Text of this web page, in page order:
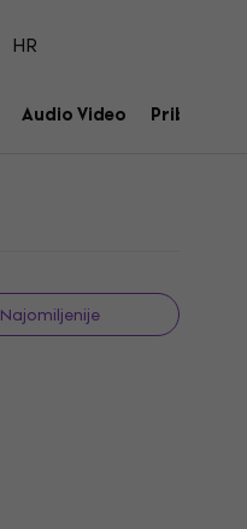
HR
Audio Video Pribor
Najomiljenije